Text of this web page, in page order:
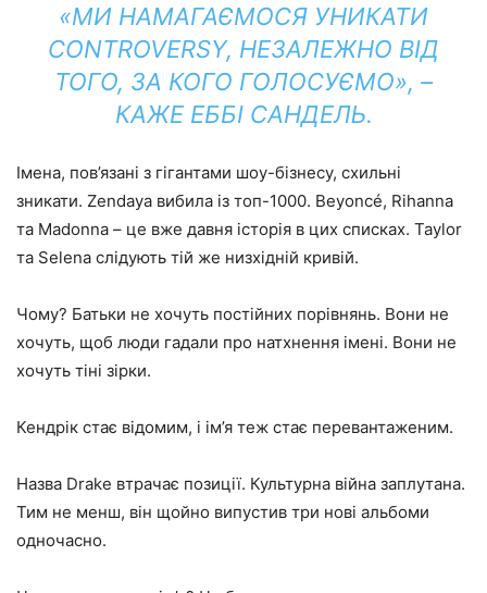
«МИ НАМАГАЄМОСЯ УНИКАТИ
CONTROVERSY, НЕЗАЛЕЖНО ВІД
ТОГО, ЗА КОГО ГОЛОСУЄМО», –
КАЖЕ ЕББІ САНДЕЛЬ.
Імена, пов’язані з гігантами шоу-бізнесу, схильні
зникати. Zendaya вибила із топ-1000. Beyoncé, Rihanna
та Madonna – це вже давня історія в цих списках. Taylor
та Selena слідують тій же низхідній кривій.
Чому? Батьки не хочуть постійних порівнянь. Вони не
хочуть, щоб люди гадали про натхнення імені. Вони не
хочуть тіні зірки.
Кендрік стає відомим, і ім’я теж стає перевантаженим.
Назва Drake втрачає позиції. Культурна війна заплутана.
Тим не менш, він щойно випустив три нові альбоми
одночасно.